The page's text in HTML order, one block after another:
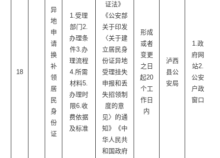
18
异
地
申
请
换
补
领
居
民
身
份
证
1.受理
部门2.
办理条
件3.办
理流程
4.所需
材料5.
办理时
限6.收
费依据
及标准
证法》
《公安部
关于印发
〈关于建
立居民身
份证异地
受理挂失
申报和丢
失招领制
度的意
见〉的通
知》《中
华人民共
和国政府
形成
或者
变更
之日
起20
个工
作日
内
泸西
县公
安局
1.政
府网
站2.
公安
户政
窗口